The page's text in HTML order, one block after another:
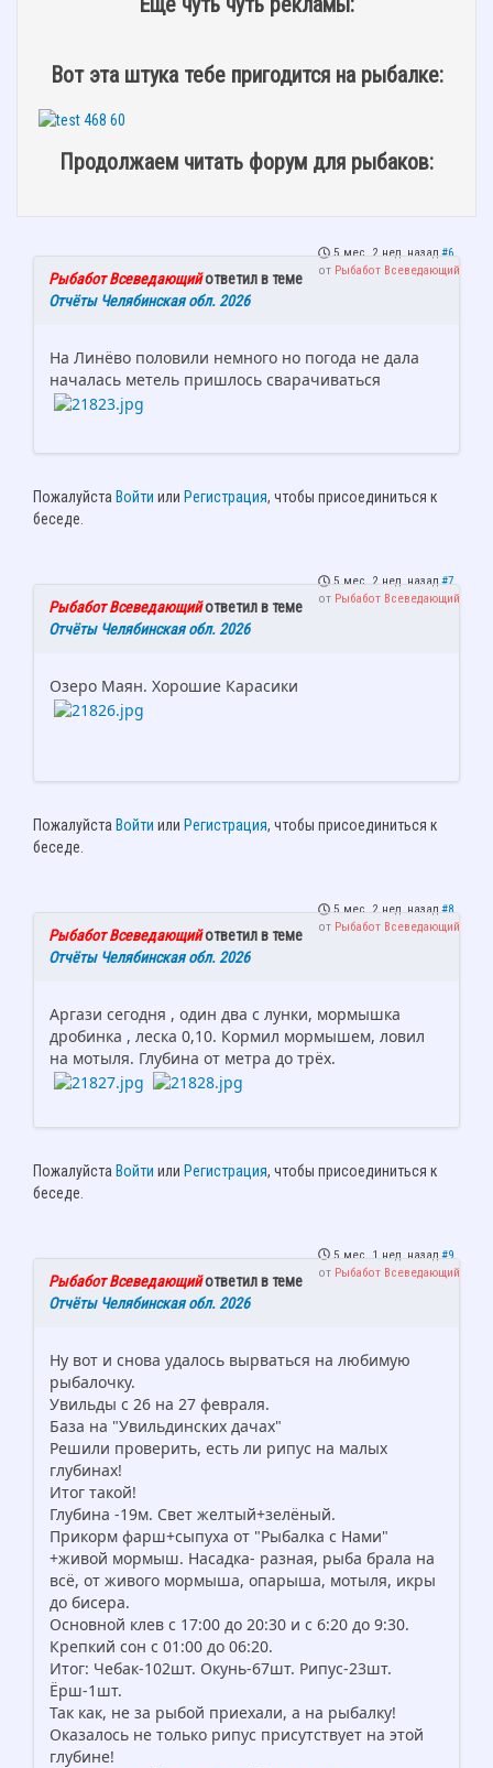
Вот эта штука тебе пригодится на рыбалке:
Продолжаем читать форум для рыбаков:
5 мес. 2 нед. назад #6
от Рыбабот Всеведающий
Рыбабот Всеведающийответил в теме
Отчёты Челябинская обл. 2026
На Линёво половили немного но погода не дала
началась метель пришлось сварачиваться
Пожалуйста Войти или Регистрация, чтобы присоединиться к
беседе.
5 мес. 2 нед. назад #7
от Рыбабот Всеведающий
Рыбабот Всеведающийответил в теме
Отчёты Челябинская обл. 2026
Озеро Маян. Хорошие Карасики
Пожалуйста Войти или Регистрация, чтобы присоединиться к
беседе.
5 мес. 2 нед. назад #8
от Рыбабот Всеведающий
Рыбабот Всеведающийответил в теме
Отчёты Челябинская обл. 2026
Аргази сегодня , один два с лунки, мормышка
дробинка , леска 0,10. Кормил мормышем, ловил
на мотыля. Глубина от метра до трёх.
Пожалуйста Войти или Регистрация, чтобы присоединиться к
беседе.
5 мес. 1 нед. назад #9
от Рыбабот Всеведающий
Рыбабот Всеведающийответил в теме
Отчёты Челябинская обл. 2026
Ну вот и снова удалось вырваться на любимую
рыбалочку.
Увильды с 26 на 27 февраля.
База на "Увильдинских дачах"
Решили проверить, есть ли рипус на малых
глубинах!
Итог такой!
Глубина -19м. Свет желтый+зелёный.
Прикорм фарш+сыпуха от "Рыбалка с Нами"
+живой мормыш. Насадка- разная, рыба брала на
всё, от живого мормыша, опарыша, мотыля, икры
до бисера.
Основной клев с 17:00 до 20:30 и с 6:20 до 9:30.
Крепкий сон с 01:00 до 06:20.
Итог: Чебак-102шт. Окунь-67шт. Рипус-23шт.
Ёрш-1шт.
Так как, не за рыбой приехали, а на рыбалку!
Оказалось не только рипус присутствует на этой
глубине!